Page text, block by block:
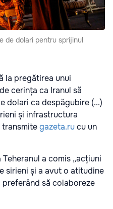
de dolari pentru sprijinul
la pregătirea unui
cerința ca Iranul să
dolari ca despăgubire (...)
și infrastructura
transmitegazeta.rucu un
a comis „acțiuni
sirieni și a avut o atitudine
să colaboreze